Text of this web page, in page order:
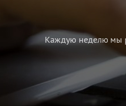
Каждую неделю мы